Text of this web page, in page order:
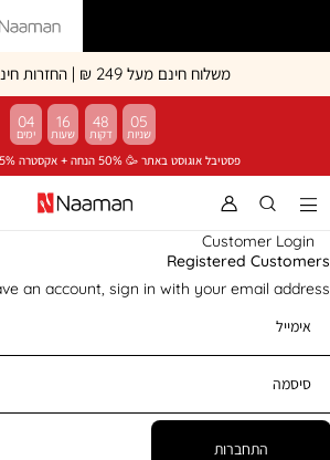
Naaman
משלוח חינם מעל 249 ₪ | החזרות חינם בסניפים
פסטיבל אוגוסט באתר 🥳 50% הנחה + אקסטרה 25% על היתרה! 🎉
04 16 48 05
Customer Login
Registered Customers
an account, sign in with your email address.
אימייל
סיסמה
התחברות